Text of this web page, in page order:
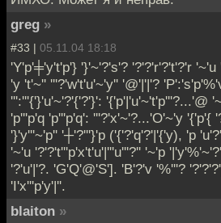
greg »
#33 | 05.11.04 18:18
'Y'p'╪'y't'p'} '}'~'?'s'? '?'?'r'?'t'?'r
'y 't'~'' '''?'w't'u'~'y'' '@'|'|'?
''':'''{'}'u'~'?'{'?'}': '{'p'|'u'~'t'p'''?...'@
'p'''p'q 'p'''p'q': '''?'x'~'?...'O'~'y '{'p'{
'}'y'''~'p'' '┼'?'''}'p ('{'?'q'?'|'{'y), 'p
'~'u '?'?'t'''p'x't'u'|'''u'''?'' '~'p
'?'u'|'?. 'G'Q'@'S']. 'B'?'v '%'''?
'I'x'''p'y'|''.
blaiton »